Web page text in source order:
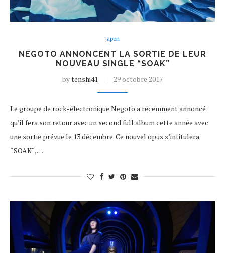
Japon
NEGOTO ANNONCENT LA SORTIE DE LEUR
NOUVEAU SINGLE “SOAK”
bytenshi41 29 octobre 2017
Le groupe de rock-électronique Negoto a récemment annoncé
qu’il fera son retour avec un second full album cette année avec
une sortie prévue le 13 décembre. Ce nouvel opus s’intitulera
“SOAK“,…